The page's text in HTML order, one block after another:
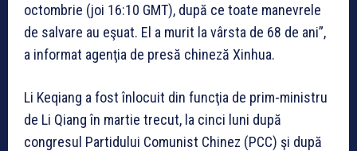
octombrie (joi 16:10 GMT), după ce toate manevrele
de salvare au eşuat. El a murit la vârsta de 68 de ani”,
a informat agenţia de presă chineză Xinhua.
Li Keqiang a fost înlocuit din funcţia de prim-ministru
de Li Qiang în martie trecut, la cinci luni după
congresul Partidului Comunist Chinez (PCC) şi după